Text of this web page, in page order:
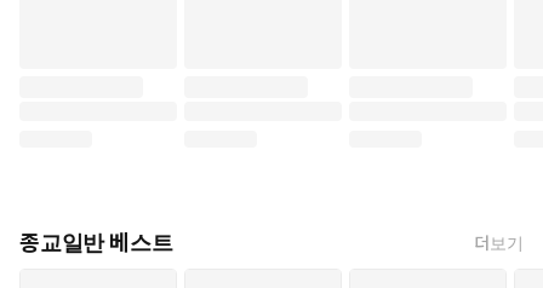
종교일반 베스트 더보기